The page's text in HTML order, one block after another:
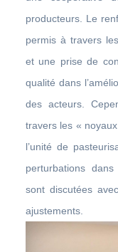
producteurs. Le
permis à travers
et une prise de
qualité dans
des acteurs.
travers les «
l’unité de
perturbations
sont discutées
ajustements.